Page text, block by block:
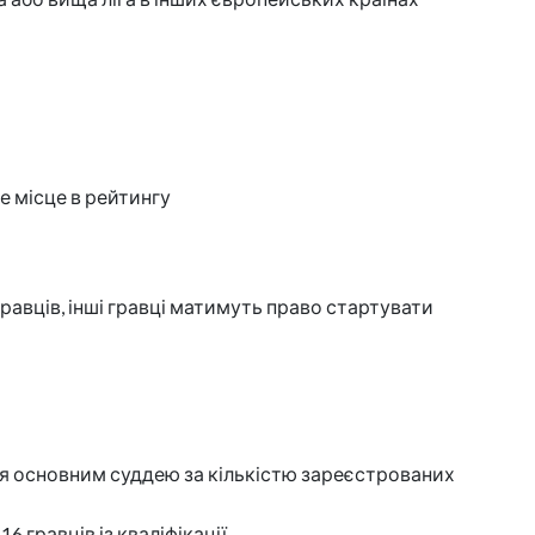
місце в рейтингу
інші гравці матимуть право стартувати
основним суддею за кількістю зареєстрованих